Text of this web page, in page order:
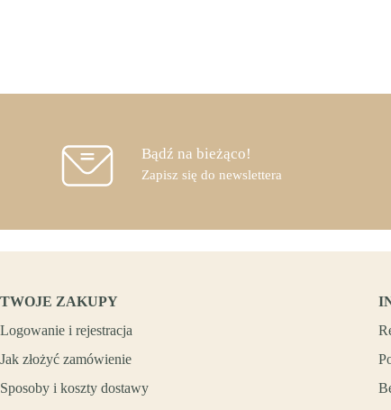
Bądź na bieżąco!
Zapisz się do newslettera
TWOJE ZAKUPY
Logowanie i rejestracja
Jak złożyć zamówienie
Sposoby i koszty dostawy